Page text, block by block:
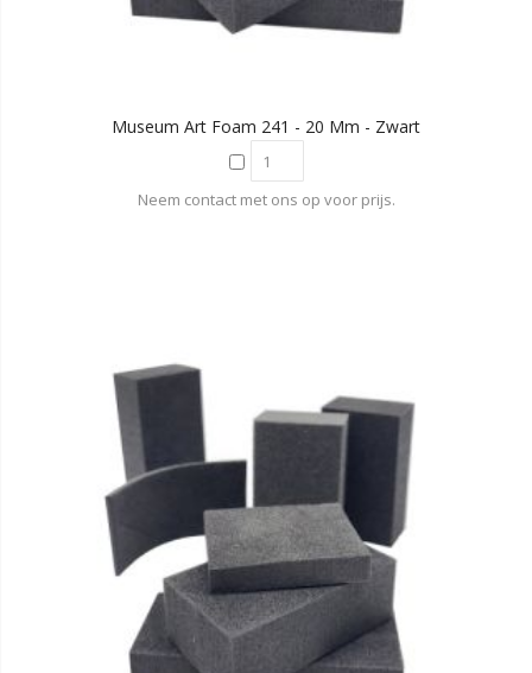
Museum Art Foam 241 - 20 Mm - Zwart
Neem contact met ons op voor prijs.